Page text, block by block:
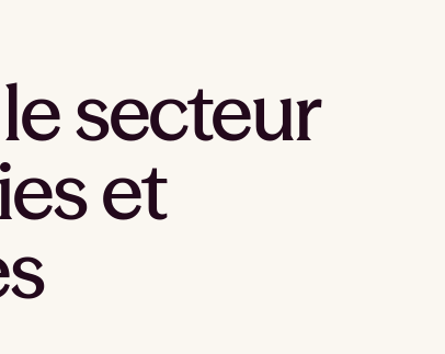
secteur
et